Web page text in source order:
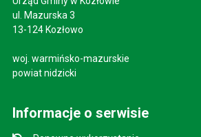
ul. Mazurska 3
13-124 Kozłowo
woj. warmińsko-mazurskie
powiat nidzicki
Informacje o serwisie